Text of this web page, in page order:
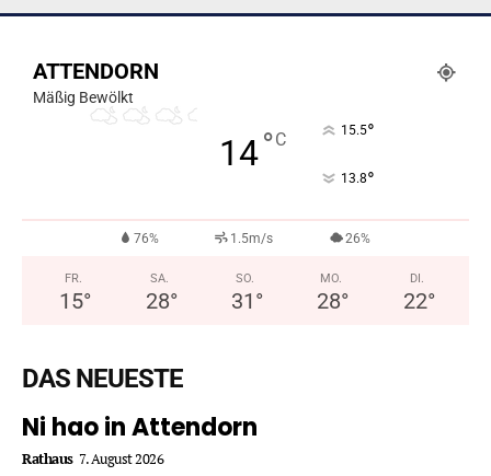
ATTENDORN
Mäßig Bewölkt
14°C 15.5°
13.8°
76% 1.5m/s 26%
FR.
15°
SA.
28°
SO.
31 °
MO.
28°
DI.
22°
DAS NEUESTE
Ni hao in Attendorn
Rathaus 7. August 2026